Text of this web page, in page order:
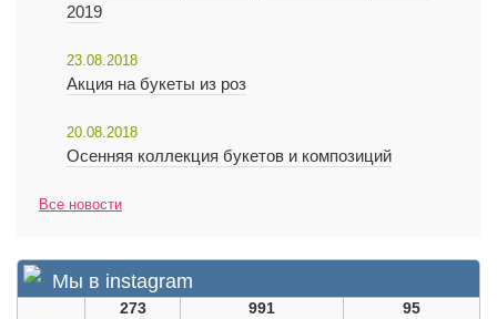
2019
23.08.2018
Акция на букеты из роз
20.08.2018
Осенняя коллекция букетов и композиций
Все новости
Мы в instagram
273 991 95